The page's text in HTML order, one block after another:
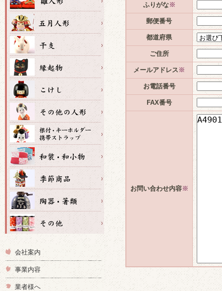
ふりがな※
郵便番号
都道府県
ご住所
メールアドレス ※
お電話番号
FAX番号
お問い合わせ内容※
会社案内
事業内容
業者様へ